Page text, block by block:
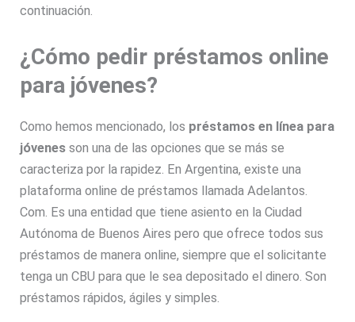
continuación.
¿Cómo pedir préstamos online
para jóvenes?
Como hemos mencionado, los préstamos en línea para
jóvenes son una de las opciones que se más se
caracteriza por la rapidez. En Argentina, existe una
plataforma online de préstamos llamada Adelantos.
Com. Es una entidad que tiene asiento en la Ciudad
Autónoma de Buenos Aires pero que ofrece todos sus
préstamos de manera online, siempre que el solicitante
tenga un CBU para que le sea depositado el dinero. Son
préstamos rápidos, ágiles y simples.